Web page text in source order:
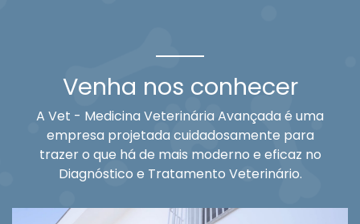
Venha nos conhecer
A Vet - Medicina Veterinária Avançada é uma
empresa projetada cuidadosamente para
trazer o que há de mais moderno e eficaz no
Diagnóstico e Tratamento Veterinário.